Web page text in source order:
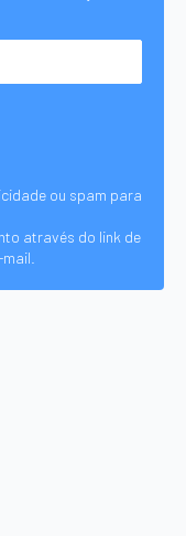
ou spam para
através do link de